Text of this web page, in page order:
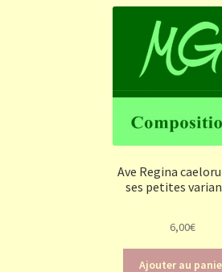
Ave Regina
ses petites
6,00€
Ajouter au